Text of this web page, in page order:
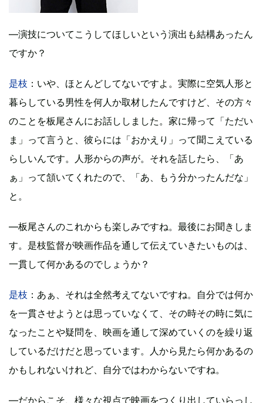
―演技についてこうしてほしいという演出も結構あったん
ですか？
是枝 ：いや、ほとんどしてないですよ。実際に空気人形と
暮らしている男性を何人か取材したんですけど、その方々
のことを板尾さんにお話ししました。家に帰って「ただい
ま」って言うと、彼らには「おかえり」って聞こえている
らしいんです。人形からの声が。それを話したら、「あ
ぁ」って頷いてくれたので、「あ、もう分かったんだな」
と。
―板尾さんのこれからも楽しみですね。最後にお聞きしま
す。是枝監督が映画作品を通して伝えていきたいものは、
一貫して何かあるのでしょうか？
是枝 ：あぁ、それは全然考えてないですね。自分では何か
を一貫させようとは思っていなくて、その時その時に気に
なったことや疑問を、映画を通して深めていくのを繰り返
しているだけだと思っています。人から見たら何かあるの
かもしれないけれど、自分ではわからないですね。
―だからこそ、様々な視点で映画をつくり出していらっし